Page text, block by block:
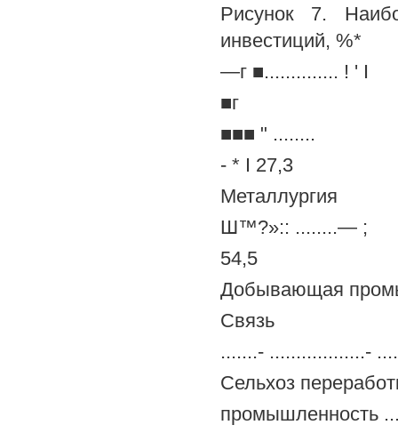
Рисунок 7.
инвестиций, %*
—г ■.............. ! ' I
■г
■■■ " ........
- * I 27,3
Металлургия
Ш™?»:: ........— ;
54,5
Добывающая
Связь
.......- ..................-
Сельхоз
промышленность